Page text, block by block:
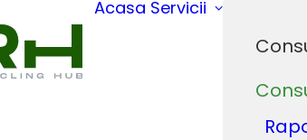
Acasa Servicii